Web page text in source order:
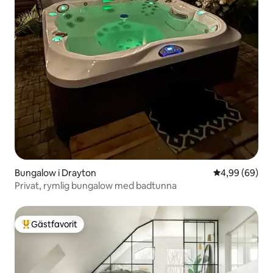
Bungalow i Drayton 4,99 av 5 i
4,99 (69)
Privat, rymlig bungalow med badtunna
Populär gästfavorit
Gästfavorit